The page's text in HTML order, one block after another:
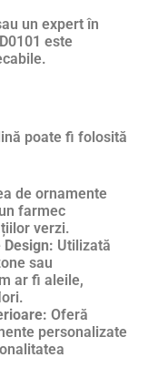
un expert în
este
poate fi folosită
de ornamente
farmec
verzi.
Utilizată
sau
ar fi aleile,
Oferă
personalizate